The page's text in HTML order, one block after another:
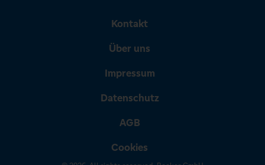
Kontakt
Über uns
Impressum
Datenschutz
AGB
Cookies